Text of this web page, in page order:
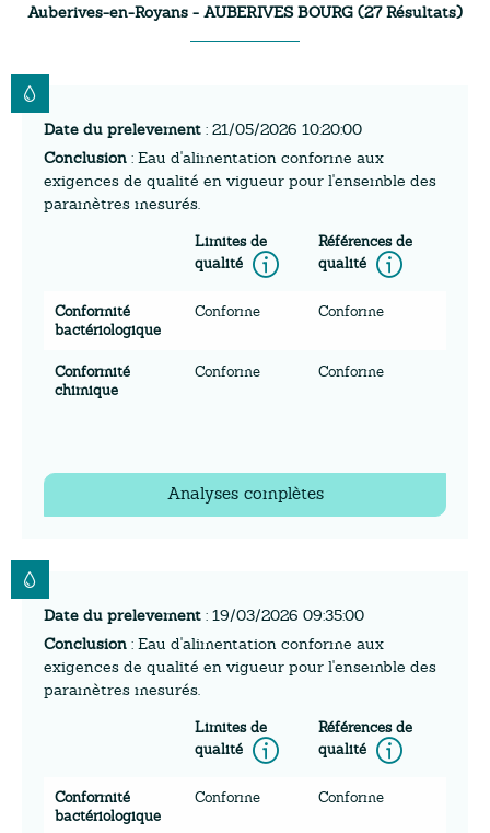
Auberives-en-Royans - AUBERIVES BOURG (27Résultats)
Date du prelevement : 21/05/2026 10:20:00
Conclusion : Eau d'alimentation conforme aux
exigences de qualité en vigueur pour l'ensemble des
paramètres mesurés.
Limites de
qualité
Information
Références de
qualité
Conformité
bactériologique
Conforme Conforme
Conformité
chimique
Conforme Conforme
Analyses complètes
Date du prelevement : 19/03/2026 09:35:00
Conclusion : Eau d'alimentation conforme aux
exigences de qualité en vigueur pour l'ensemble des
paramètres mesurés.
Limites de
qualité
Information
Références de
qualité
Conformité
bactériologique
Conforme Conforme